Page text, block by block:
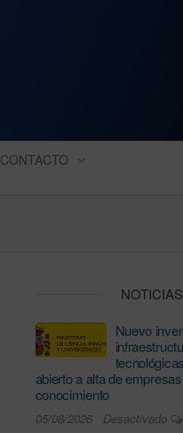
CONTACTO
NOTICIAS
Nuevo
abierto a alta de
conocimiento
05/08/2026 Desactivado